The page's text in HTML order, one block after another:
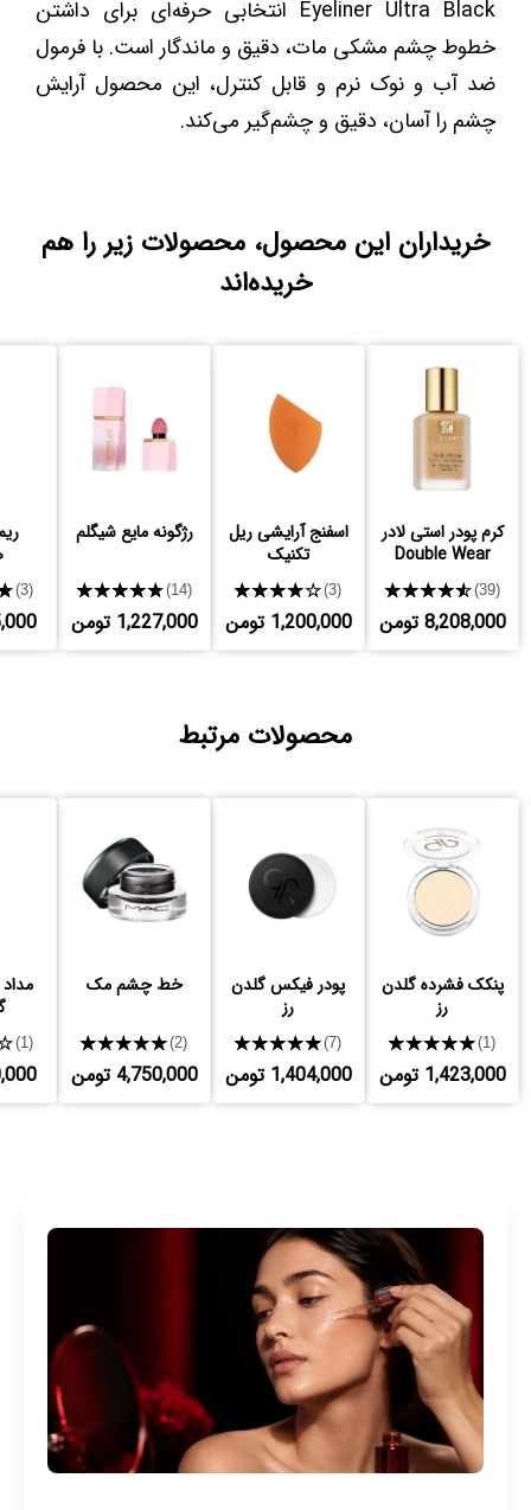
Eyeliner Ultra Black انتخابی حرفه‌ای برای داشتن
خطوط چشم مشکی مات، دقیق و ماندگار است. با فرمول
ضد آب و نوک نرم و قابل کنترل، این محصول آرایش
چشم را آسان، دقیق و چشم‌گیر می‌کند.
خریداران این محصول، محصولات زیر را هم
خریده‌اند
کرم پودر استی لادر
Double Wear
★★★★★(39)
8,208,000 تومن
اسفنج آرایشی ریل
تکنیک
★★★★★(3)
1,200,000 تومن
رژگونه مایع شیگلم
★★★★★(14)
1,227,000 تومن
(3)
محصولات مرتبط
پنکک فشرده گلدن
رز
★★★★★(1)
1,423,000 تومن
پودر فیکس گلدن
رز
★★★★★(7)
1,404,000 تومن
خط چشم مک
★★★★★(2)
4,750,000 تومن
(1)